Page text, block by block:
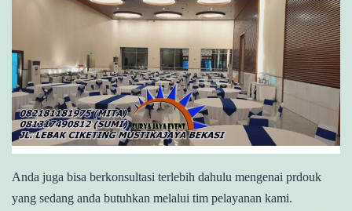
Anda juga bisa berkonsultasi terlebih dahulu mengenai prdouk
yang sedang anda butuhkan melalui tim pelayanan kami.